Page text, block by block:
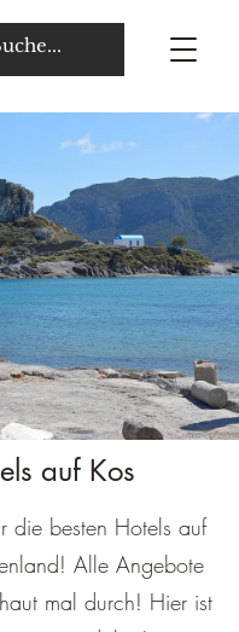
auf Kos
die besten Hotels auf
Alle Angebote
mal durch! Hier ist